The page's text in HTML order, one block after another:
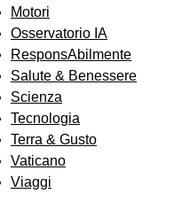
Motori
Osservatorio IA
ResponsAbilmente
Salute & Benessere
Scienza
Tecnologia
Terra & Gusto
Vaticano
Viaggi